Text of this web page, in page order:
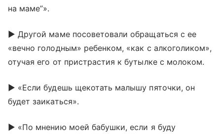
на маме”».
► Другой маме посоветовали обращаться с ее
«вечно голодным» ребенком, «как с алкоголиком»,
отучая его от пристрастия к бутылке с молоком.
► «Если будешь щекотать малышу пяточки, он
будет заикаться».
► «По мнению моей бабушки, если я буду